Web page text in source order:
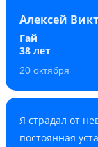
Алексей
Гай
38 лет
20 октября
Я страдал от
постоянная